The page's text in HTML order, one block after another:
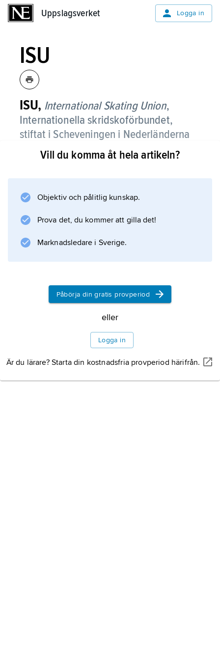
Uppslagsverket Logga in
ISU
ISU, International Skating Union,
Internationella skridskoförbundet,
stiftat i Scheveningen i Nederländerna
1892, numera med huvudkontor i
Lausanne, Schweiz.
(2013) och innefattar såväl hastighets- som
Vill du komma åt hela artikeln?
Objektiv och pålitlig kunskap.
Prova det, du kommer att gilla det!
Marknadsledare i Sverige.
Påbörja din gratis provperiod
eller
Logga in
Är du lärare? Starta din kostnadsfria provperiod härifrån.